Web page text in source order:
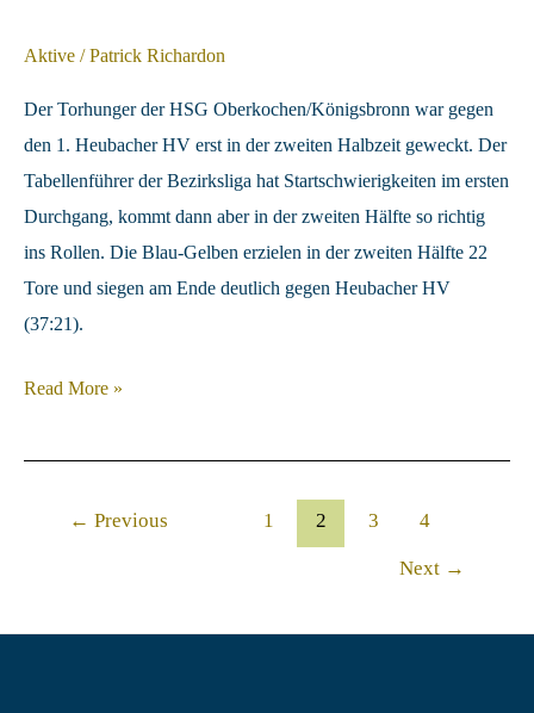
Aktive /Patrick Richardon
Der Torhunger der HSG Oberkochen/Königsbronn war gegen
den 1. Heubacher HV erst in der zweiten Halbzeit geweckt. Der
Tabellenführer der Bezirksliga hat Startschwierigkeiten im ersten
Durchgang, kommt dann aber in der zweiten Hälfte so richtig
ins Rollen. Die Blau-Gelben erzielen in der zweiten Hälfte 22
Tore und siegen am Ende deutlich gegen Heubacher HV
(37:21).
HSG
in
Read More »
← Previous 1 2 3 4
Next →